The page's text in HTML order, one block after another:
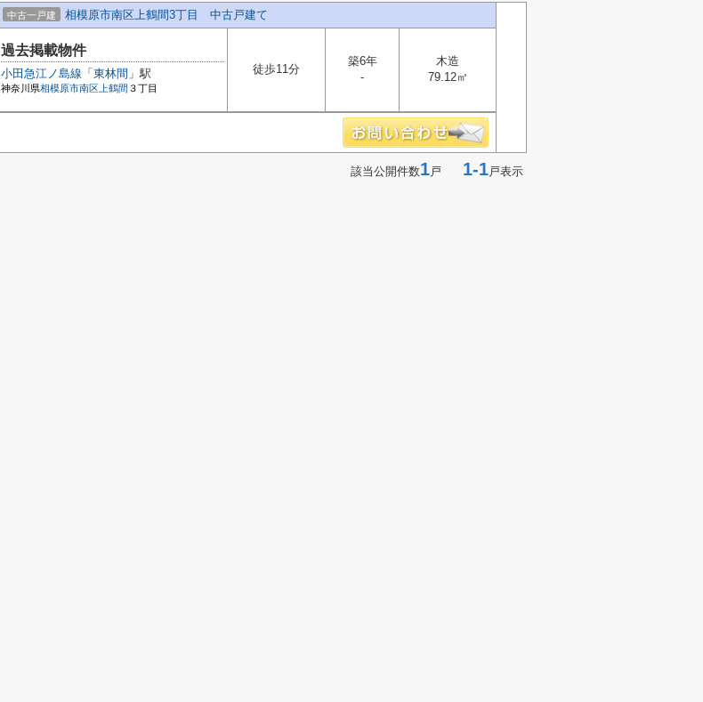
中古一戸建 相模原市南区上鶴間3丁目 中古戸建て
過去掲載物件
小田急江ノ島線 「 東林間 」駅
神奈川県相模原市南区 上鶴間 ３丁目
徒歩11分
築6年
-
木造
79.12㎡
該当公開件数1戸 1-1戸表示